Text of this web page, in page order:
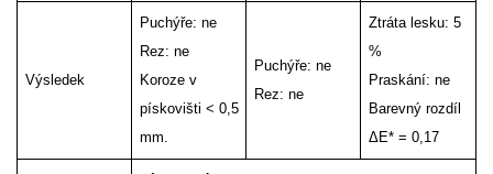
Výsledek
Puchýře: ne
Rez: ne
Koroze v
pískovišti < 0,5
mm.
Puchýře: ne
Rez: ne
Ztráta lesku: 5
%
Praskání: ne
Barevný rozdíl
ΔE* = 0,17